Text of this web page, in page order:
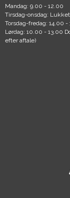
Mandag: 9.00 - 12.00
Tirsdag-onsdag: Lukket
Torsdag-fredag: 14.00 -
Lørdag: 10.00 - 13.00
efter aftale)